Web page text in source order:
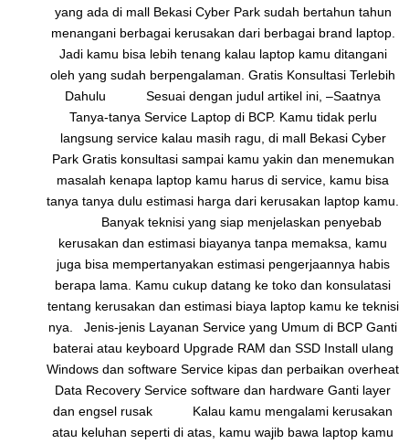
yang ada di mall Bekasi Cyber Park sudah bertahun tahun
menangani berbagai kerusakan dari berbagai brand laptop.
Jadi kamu bisa lebih tenang kalau laptop kamu ditangani
oleh yang sudah berpengalaman. Gratis Konsultasi Terlebih
Dahulu Sesuai dengan judul artikel ini, –Saatnya
Tanya-tanya Service Laptop di BCP. Kamu tidak perlu
langsung service kalau masih ragu, di mall Bekasi Cyber
Park Gratis konsultasi sampai kamu yakin dan menemukan
masalah kenapa laptop kamu harus di service, kamu bisa
tanya tanya dulu estimasi harga dari kerusakan laptop kamu.
Banyak teknisi yang siap menjelaskan penyebab
kerusakan dan estimasi biayanya tanpa memaksa, kamu
juga bisa mempertanyakan estimasi pengerjaannya habis
berapa lama. Kamu cukup datang ke toko dan konsulatasi
tentang kerusakan dan estimasi biaya laptop kamu ke teknisi
nya. Jenis-jenis Layanan Service yang Umum di BCP Ganti
baterai atau keyboard Upgrade RAM dan SSD Install ulang
Windows dan software Service kipas dan perbaikan overheat
Data Recovery Service software dan hardware Ganti layer
dan engsel rusak Kalau kamu mengalami kerusakan
atau keluhan seperti di atas, kamu wajib bawa laptop kamu